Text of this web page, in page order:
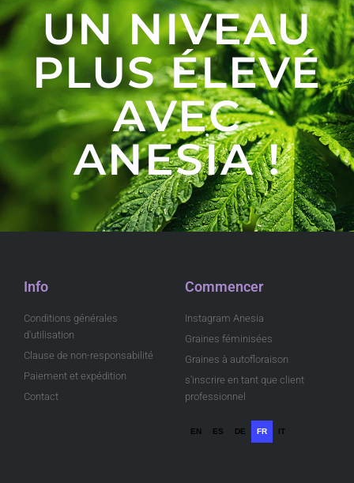
UN NIVEAU
PLUS ÉLEVÉ
AVEC
ANESIA !
Info
Conditions générales
d'utilisation
Clause de non-responsabilité
Paiement et expédition
Contact
Commencer
Instagram Anesia
Graines féminisées
Graines à autofloraison
s'inscrire en tant que client
professionnel
EN ES DE FR IT